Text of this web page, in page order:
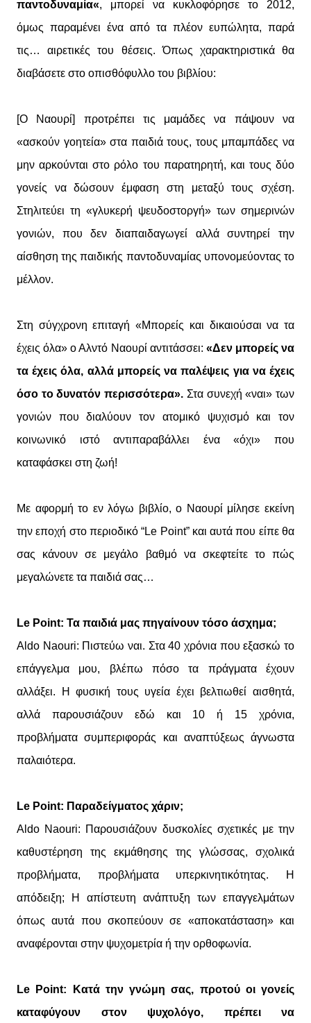
παντοδυναμία«, μπορεί να κυκλοφόρησε το 2012,
όμως παραμένει ένα από τα πλέον ευπώλητα, παρά
τις… αιρετικές του θέσεις. Όπως χαρακτηριστικά θα
διαβάσετε στο οπισθόφυλλο του βιβλίου:
[Ο Ναουρί] προτρέπει τις μαμάδες να πάψουν να
«ασκούν γοητεία» στα παιδιά τους, τους μπαμπάδες να
μην αρκούνται στο ρόλο του παρατηρητή, και τους δύο
γονείς να δώσουν έμφαση στη μεταξύ τους σχέση.
Στηλιτεύει τη «γλυκερή ψευδοστοργή» των σημερινών
γονιών, που δεν διαπαιδαγωγεί αλλά συντηρεί την
αίσθηση της παιδικής παντοδυναμίας υπονομεύοντας το
μέλλον.
Στη σύγχρονη επιταγή «Μπορείς και δικαιούσαι να τα
έχεις όλα» ο Αλντό Ναουρί αντιτάσσει: «Δεν μπορείς να
τα έχεις όλα, αλλά μπορείς να παλέψεις για να έχεις
όσο το δυνατόν περισσότερα». Στα συνεχή «ναι» των
γονιών που διαλύουν τον ατομικό ψυχισμό και τον
κοινωνικό ιστό αντιπαραβάλλει ένα «όχι» που
καταφάσκει στη ζωή!
Με αφορμή το εν λόγω βιβλίο, ο Ναουρί μίλησε εκείνη
την εποχή στο περιοδικό “Le Point” και αυτά που είπε θα
σας κάνουν σε μεγάλο βαθμό να σκεφτείτε το πώς
μεγαλώνετε τα παιδιά σας…
Le Point: Τα παιδιά μας πηγαίνουν τόσο άσχημα;
Aldo Naouri: Πιστεύω ναι. Στα 40 χρόνια που εξασκώ το
επάγγελμα μου, βλέπω πόσο τα πράγματα έχουν
αλλάξει. Η φυσική τους υγεία έχει βελτιωθεί αισθητά,
αλλά παρουσιάζουν εδώ και 10 ή 15 χρόνια,
προβλήματα συμπεριφοράς και αναπτύξεως άγνωστα
παλαιότερα.
Le Point: Παραδείγματος χάριν;
Aldo Naouri: Παρουσιάζουν δυσκολίες σχετικές με την
καθυστέρηση της εκμάθησης της γλώσσας, σχολικά
προβλήματα, προβλήματα υπερκινητικότητας. Η
απόδειξη; Η απίστευτη ανάπτυξη των επαγγελμάτων
όπως αυτά που σκοπεύουν σε «αποκατάσταση» και
αναφέρονται στην ψυχομετρία ή την ορθοφωνία.
Le Point: Κατά την γνώμη σας, προτού οι γονείς
καταφύγουν στον ψυχολόγο, πρέπει να